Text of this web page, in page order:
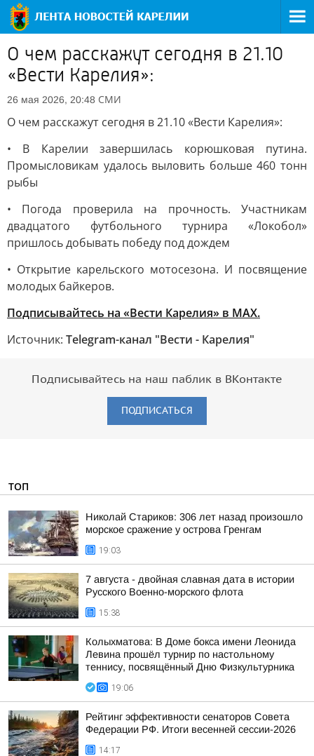
О чем расскажут сегодня в 21.10
«Вести Карелия»:
26 мая 2026, 20:48 СМИ
О чем расскажут сегодня в 21.10 «Вести Карелия»:
• В Карелии завершилась корюшковая путина.
Промысловикам удалось выловить больше 460 тонн
рыбы
• Погода проверила на прочность. Участникам
двадцатого футбольного турнира «Локобол»
пришлось добывать победу под дождем
• Открытие карельского мотосезона. И посвящение
молодых байкеров.
Подписывайтесь на «Вести Карелия» в МАХ.
Источник: Telegram-канал "Вести - Карелия"
Подписывайтесь на наш паблик в ВКонтакте
ПОДПИСАТЬСЯ
ТОП
Николай Стариков: 306 лет назад произошло
морское сражение у острова Гренгам
19:03
7 августа - двойная славная дата в истории
Русского Военно-морского флота
15:38
Колыхматова: В Доме бокса имени Леонида
Левина прошёл турнир по настольному
теннису, посвящённый Дню Физкультурника
19:06
Рейтинг эффективности сенаторов Совета
Федерации РФ. Итоги весенней сессии-2026
14:17